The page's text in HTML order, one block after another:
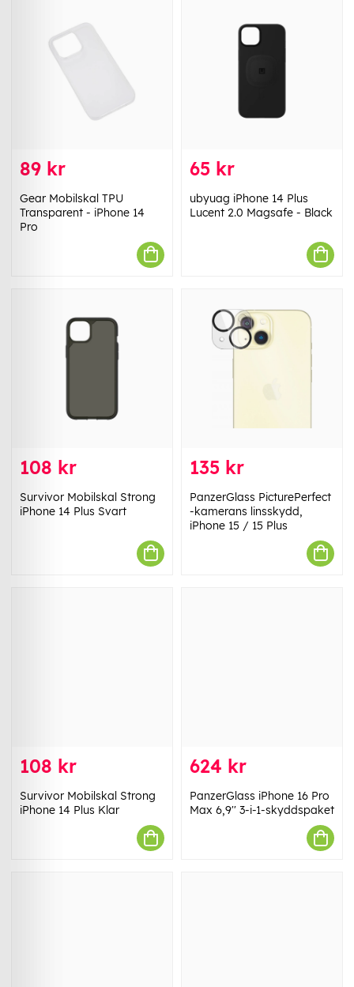
89 kr
Gear Mobilskal TPU
Transparent - iPhone 14
Pro
65 kr
ubyuag iPhone 14 Plus
Lucent 2.0 Magsafe - Black
108 kr
Survivor Mobilskal Strong
iPhone 14 Plus Svart
135 kr
PanzerGlass PicturePerfect
-kamerans linsskydd,
iPhone 15 / 15 Plus
108 kr
Survivor Mobilskal Strong
iPhone 14 Plus Klar
624 kr
PanzerGlass iPhone 16 Pro
Max 6,9'' 3-i-1-skyddspaket